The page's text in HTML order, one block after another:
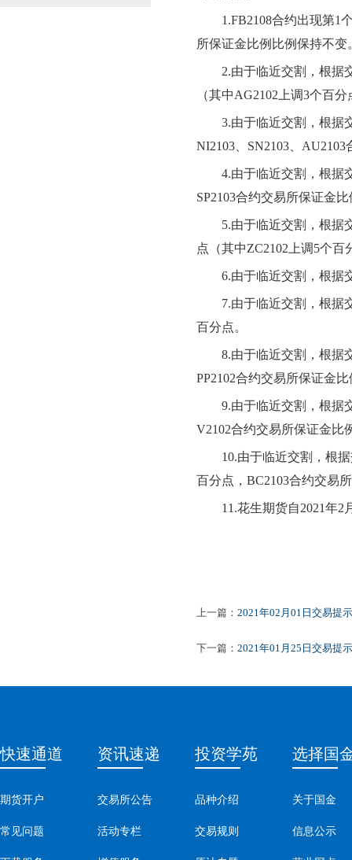
1.FB2108合约出现第1
所保证金比例 比例保持不变
2.由于临近交割，根据
（其中AG2102 上调3个百分
3.由于临近交割，根据
NI2103 SN2103 AU2103
4.由于临近交割，根据
SP2103合约交易所保证金比
5.由于临近交割，根据
点（其中ZC2102 上调5个百
6.由于临近交割，根据
7.由于临近交割，根据
百分点。
8.由于临近交割，根据
PP2102合约交易所保证金比
9.由于临近交割，根据
V2102合约交易所保证金比
10.由于临近交割，根
百分点 ， BC2103合约交易
11.花生期货自2021年2
上一篇： 2021年02月01日交易提示
下一篇： 2021年01月25日交易提示
快速通道
期货开户
常见问题
资讯速递
交易所公告
活动专栏
投资学苑
品种介绍
交易规则
选择国
关于国金
信息公示